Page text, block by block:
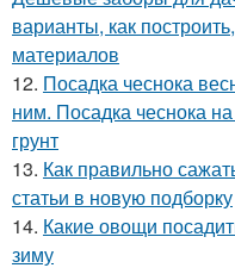
варианты, как
материалов
12. Посадка чеснока
ним. Посадка чеснока
грунт
13. Как правильно
статьи в новую подборку
14. Какие овощи
зиму